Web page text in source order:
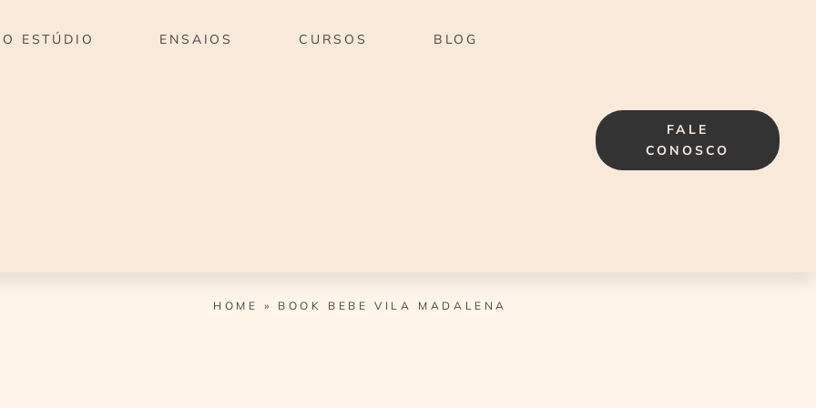
O ESTÚDIO ENSAIOS CURSOS BLOG
FALE
CONOSCO
HOME » BOOK BEBE VILA MADALENA